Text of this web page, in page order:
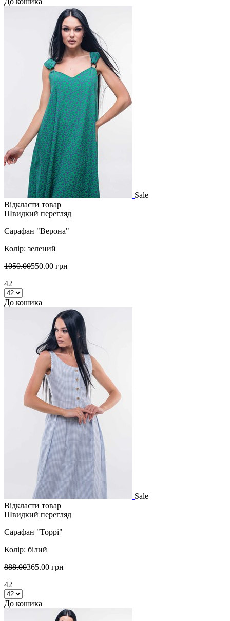
Sale
Відкласти товар
Швидкий перегляд
Сарафан "Верона"
Колір: зелений
1050.00550.00 грн
42
До кошика
Sale
Відкласти товар
Швидкий перегляд
Сарафан "Торрі"
Колір: білий
888.00365.00 грн
42
До кошика